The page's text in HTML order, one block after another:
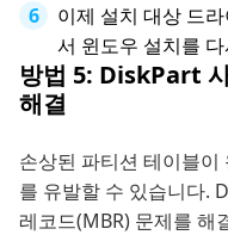
이제 설치 대상 드
서 윈도우 설치를
방법 5: DiskPart
해결
손상된 파티션 테이블
를 유발할 수 있습니다.
레코드(MBR) 문제를 해